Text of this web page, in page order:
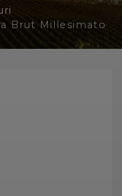
Brut Millesimato